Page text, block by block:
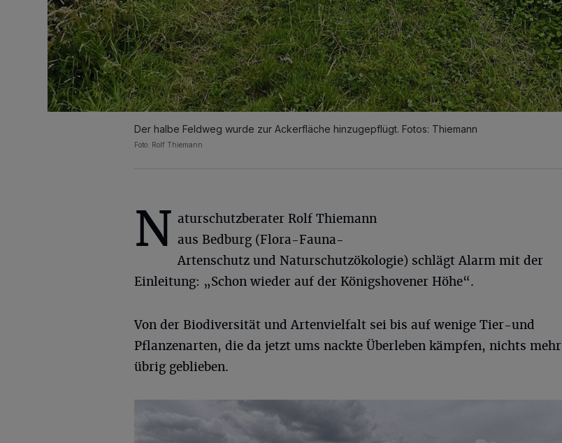
Der halbe Feldweg wurde zur Ackerfläche hinzugepflügt. Fotos: Thiemann
Foto: Rolf Thiemann
N aturschutzberater Rolf Thiemann
aus Bedburg (Flora-Fauna-
Artenschutz und Naturschutzökologie) schlägt Alarm mit der
Einleitung: „Schon wieder auf der Königshovener Höhe“.
Von der Biodiversität und Artenvielfalt sei bis auf wenige Tier-und
Pflanzenarten, die da jetzt ums nackte Überleben kämpfen, nichts mehr
übrig geblieben.